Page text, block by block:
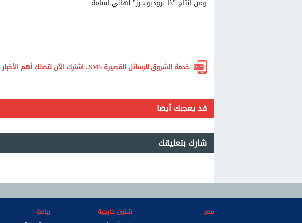
ومن إنتاج "ذا بروديوسرز" لهاني أسامة.
خدمة الشروق للرسائل القصيرة SMS.. اشترك الآن لتصلك أهم الأخبار لحظة بلحظة
قد يعجبك أيضا
شارك بتعليقك
مصر شئون خارجية رياضة